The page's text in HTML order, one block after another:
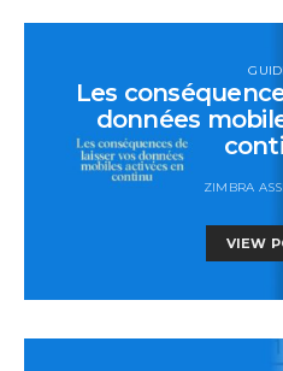
Les
données
ZIMBRA
VIEW